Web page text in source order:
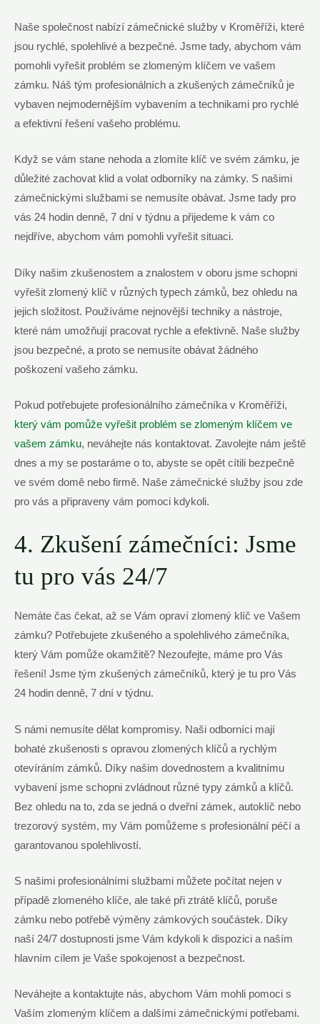
Naše společnost nabízí zámečnické služby v Kroměříži, které
jsou rychlé, spolehlivé a bezpečné. Jsme tady, abychom vám
pomohli vyřešit problém se zlomeným klíčem ve vašem
zámku. Náš tým profesionálních a zkušených zámečníků je
vybaven nejmodernějším vybavením a technikami pro rychlé
a efektivní řešení vašeho problému.
Když se vám stane nehoda a zlomíte klíč ve svém zámku, je
důležité zachovat klid a volat odborníky na zámky. S našimi
zámečnickými službami se nemusíte obávat. Jsme tady pro
vás 24 hodin denně, 7 dní v týdnu a přijedeme k vám co
nejdříve, abychom vám pomohli vyřešit situaci.
Díky našim zkušenostem a znalostem v oboru jsme schopni
vyřešit zlomený klíč v různých typech zámků, bez ohledu na
jejich složitost. Používáme nejnovější techniky a nástroje,
které nám umožňují pracovat rychle a efektivně. Naše služby
jsou bezpečné, a proto se nemusíte obávat žádného
poškození vašeho zámku.
Pokud potřebujete profesionálního zámečníka v Kroměříži,
který vám pomůže vyřešit problém se zlomeným klíčem ve
vašem zámku, neváhejte nás kontaktovat. Zavolejte nám ještě
dnes a my se postaráme o to, abyste se opět cítili bezpečně
ve svém domě nebo firmě. Naše zámečnické služby jsou zde
pro vás a připraveny vám pomoci kdykoli.
4. Zkušení zámečníci: Jsme
tu pro vás 24/7
Nemáte čas čekat, až se Vám opraví zlomený klíč ve Vašem
zámku? Potřebujete zkušeného a spolehlivého zámečníka,
který Vám pomůže okamžitě? Nezoufejte, máme pro Vás
řešení! Jsme tým zkušených zámečníků, který je tu pro Vás
24 hodin denně, 7 dní v týdnu.
S námi nemusíte dělat kompromisy. Naši odborníci mají
bohaté zkušenosti s opravou zlomených klíčů a rychlým
otevíráním zámků. Díky našim dovednostem a kvalitnímu
vybavení jsme schopni zvládnout různé typy zámků a klíčů.
Bez ohledu na to, zda se jedná o dveřní zámek, autoklíč nebo
trezorový systém, my Vám pomůžeme s profesionální péčí a
garantovanou spolehlivostí.
S našimi profesionálními službami můžete počítat nejen v
případě zlomeného klíče, ale také při ztrátě klíčů, poruše
zámku nebo potřebě výměny zámkových součástek. Díky
naší 24/7 dostupnosti jsme Vám kdykoli k dispozici a naším
hlavním cílem je Vaše spokojenost a bezpečnost.
Neváhejte a kontaktujte nás, abychom Vám mohli pomoci s
Vaším zlomeným klíčem a dalšími zámečnickými potřebami.